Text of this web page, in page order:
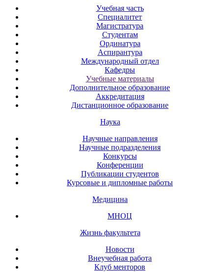
Учебная часть
Специалитет
Магистратура
Студентам
Ординатура
Аспирантура
Международный отдел
Кафедры
Учебные материалы
Дополнительное образование
Аккредитация
Дистанционное образование
Наука
Научные направления
Научные подразделения
Конкурсы
Конференции
Публикации студентов
Курсовые и дипломные работы
Медицина
МНОЦ
Жизнь факультета
Новости
Внеучебная работа
Клуб менторов